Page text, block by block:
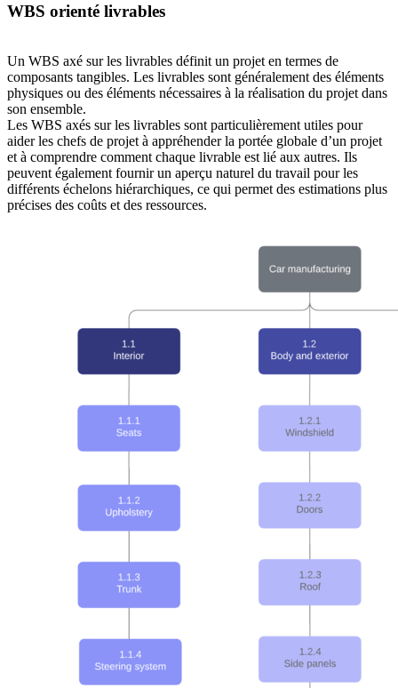
WBS orienté livrables
Un WBS axé sur les livrables définit un projet en termes de
composants tangibles. Les livrables sont généralement des éléments
physiques ou des éléments nécessaires à la réalisation du projet dans
son ensemble.
Les WBS axés sur les livrables sont particulièrement utiles pour
aider les chefs de projet à appréhender la portée globale d’un projet
et à comprendre comment chaque livrable est lié aux autres. Ils
peuvent également fournir un aperçu naturel du travail pour les
différents échelons hiérarchiques, ce qui permet des estimations plus
précises des coûts et des ressources.